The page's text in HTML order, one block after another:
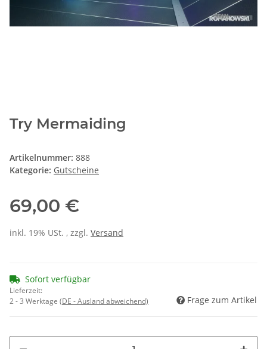
Try Mermaiding
Artikelnummer: 888
Kategorie: Gutscheine
69,00 €
inkl. 19% USt. , zzgl. Versand
Sofort verfügbar
Lieferzeit:
2 - 3 Werktage (DE - Ausland abweichend) Frage zum Artikel